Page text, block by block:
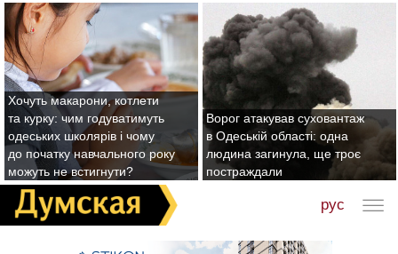
Хочуть макарони, котлети
та курку: чим годуватимуть
одеських школярів і чому
до початку навчального року
можуть не встигнути?
Ворог атакував суховантаж
в Одеській області: одна
людина загинула, ще троє
постраждали
рус